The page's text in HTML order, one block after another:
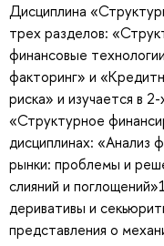
Дисциплина
трех разделов:
финансовые
факторинг» и
риска» и изучается в
«Структурное
дисциплинах: «Анализ
рынки: проблемы и
слияний и
деривативы и
представления о